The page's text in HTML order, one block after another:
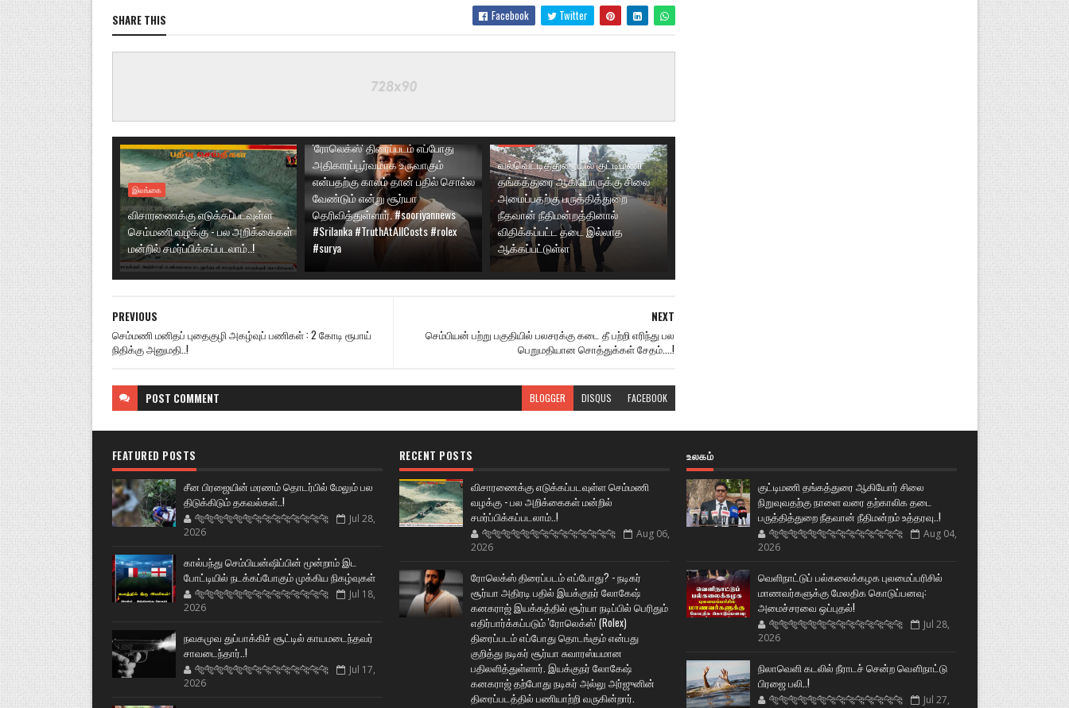
SHARE THIS Facebook Twitter
இலங்கை
விசாரணைக்கு எடுக்கப்படவுள்ள
செம்மணி வழக்கு - பல அறிக்கைகள்
மன்றில் சமர்ப்பிக்கப்படலாம்..!
திரைப்படம் நிச்சயமாக
'ரோலெக்ஸ்' திரைப்படம் எப்போது
அதிகாரப்பூர்வமாக உருவாகும்
என்பதற்கு காலம் தான் பதில் சொல்ல
வேண்டும் என்று சூர்யா
தெரிவித்துள்ளார். #sooriyannews
#Srilanka #TruthAtAllCosts #rolex
#surya
இலங்கை
வல்வெட்டித்துறையில் குட்டிமணி
தங்கத்துரை ஆகியோருக்கு சிலை
அமைப்பதற்கு பருத்தித்துறை
நீதவான் நீதிமன்றத்தினால்
விதிக்கப்பட்ட தடை இல்லாத
ஆக்கப்பட்டுள்ள
NEXT
செம்பியன் பற்று பகுதியில் பலசரக்கு கடை தீ பற்றி எரிந்து பல
பெறுமதியான சொத்துக்கள் சேதம்....!
PREVIOUS
செம்மணி மனிதப் புதைகுழி அகழ்வுப் பணிகள் : 2 கோடி ரூபாய்
நிதிக்கு அனுமதி..!
POST COMMENT BLOGGER DISQUS FACEBOOK
FEATURED POSTS
சீன பிரஜையின் மரணம் தொடர்பில் மேலும் பல
திடுக்கிடும் தகவல்கள்..!
🐅🐅🐅🐅🐅🐅🐆🐆🐆🐆🐆🐆🐆🐆
Jul 28,
2026
கால்பந்து செம்பியன்ஷிப்பின் மூன்றாம் இட
போட்டியில் நடக்கப்போகும் முக்கிய நிகழ்வுகள்
🐅🐅🐅🐅🐅🐅🐆🐆🐆🐆🐆🐆🐆🐆
Jul 18,
2026
நவகமுவ துப்பாக்கிச் சூட்டில் காயமடைந்தவர்
சாவடைந்தார்..!
🐅🐅🐅🐅🐅🐅🐆🐆🐆🐆🐆🐆🐆🐆
Jul 17,
2026
RECENT POSTS
விசாரணைக்கு எடுக்கப்படவுள்ள செம்மணி
வழக்கு - பல அறிக்கைகள் மன்றில்
சமர்ப்பிக்கப்படலாம்..!
🐅🐅🐅🐅🐅🐅🐆🐆🐆🐆🐆🐆🐆🐆
Aug 06,
2026
ரோலெக்ஸ் திரைப்படம் எப்போது? - நடிகர்
சூர்யா அதிரடி பதில் இயக்குநர் லோகேஷ்
கனகராஜ் இயக்கத்தில் சூர்யா நடிப்பில் பெரிதும்
எதிர்பார்க்கப்படும் 'ரோலெக்ஸ்' (Rolex)
திரைப்படம் எப்போது தொடங்கும் என்பது
குறித்து நடிகர் சூர்யா சுவாரஸ்யமான
பதிலளித்துள்ளார். இயக்குநர் லோகேஷ்
கனகராஜ் தற்போது நடிகர் அல்லு அர்ஜுனின்
திரைப்படத்தில் பணியாற்றி வருகின்றார்.
உலகம்
குட்டிமணி தங்கத்துரை ஆகியோர் சிலை
நிறுவுவதற்கு நாளை வரை தற்காலிக தடை
பருத்தித்துறை நீதவான் நீதிமன்றம் உத்தரவு..!
🐅🐅🐅🐅🐅🐅🐆🐆🐆🐆🐆🐆🐆🐆
Aug 04,
2026
வெளிநாட்டுப் பல்கலைக்கழக புலமைப்பரிசில்
மாணவர்களுக்கு மேலதிக கொடுப்பனவு:
அமைச்சரவை ஒப்புதல்!
🐅🐅🐅🐅🐅🐅🐆🐆🐆🐆🐆🐆🐆🐆
Jul 28,
2026
நிலாவெளி கடலில் நீராடச் சென்ற வௌிநாட்டு
பிரஜை பலி..!
🐅🐅🐅🐅🐅🐅🐆🐆🐆🐆🐆🐆🐆🐆
Jul 27,